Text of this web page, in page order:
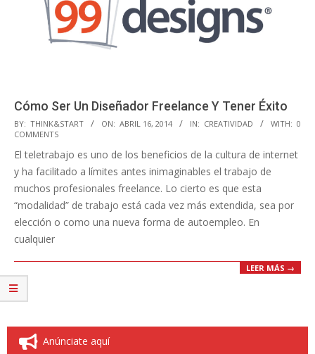
Cómo Ser Un Diseñador Freelance Y Tener Éxito
2014-
04-
16
BY: THINK&START ON: ABRIL 16, 2014 IN: CREATIVIDAD WITH: 0
COMMENTS
El teletrabajo es uno de los beneficios de la cultura de internet
y ha facilitado a límites antes inimaginables el trabajo de
muchos profesionales freelance. Lo cierto es que esta
“modalidad” de trabajo está cada vez más extendida, sea por
elección o como una nueva forma de autoempleo. En
cualquier
LEER MÁS →
Anúnciate aquí